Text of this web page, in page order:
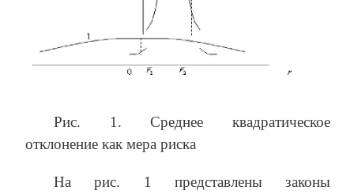
Рис. 1. Среднее квадратическое
отклонение как мера риска
На рис. 1 представлены законы